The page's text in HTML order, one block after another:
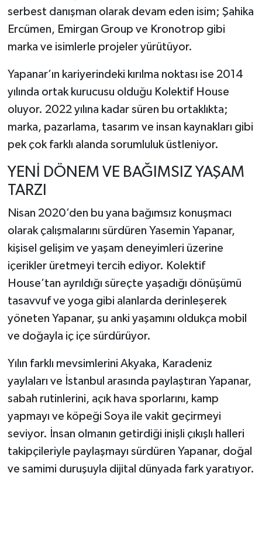
serbest danışman olarak devam eden isim; Şahika
Ercümen, Emirgan Group ve Kronotrop gibi
marka ve isimlerle projeler yürütüyor.
Yapanar’ın kariyerindeki kırılma noktası ise 2014
yılında ortak kurucusu olduğu Kolektif House
oluyor. 2022 yılına kadar süren bu ortaklıkta;
marka, pazarlama, tasarım ve insan kaynakları gibi
pek çok farklı alanda sorumluluk üstleniyor.
YENİ DÖNEM VE BAĞIMSIZ YAŞAM
TARZI
Nisan 2020’den bu yana bağımsız konuşmacı
olarak çalışmalarını sürdüren Yasemin Yapanar,
kişisel gelişim ve yaşam deneyimleri üzerine
içerikler üretmeyi tercih ediyor. Kolektif
House’tan ayrıldığı süreçte yaşadığı dönüşümü
tasavvuf ve yoga gibi alanlarda derinleşerek
yöneten Yapanar, şu anki yaşamını oldukça mobil
ve doğayla iç içe sürdürüyor.
Yılın farklı mevsimlerini Akyaka, Karadeniz
yaylaları ve İstanbul arasında paylaştıran Yapanar,
sabah rutinlerini, açık hava sporlarını, kamp
yapmayı ve köpeği Soya ile vakit geçirmeyi
seviyor. İnsan olmanın getirdiği inişli çıkışlı halleri
takipçileriyle paylaşmayı sürdüren Yapanar, doğal
ve samimi duruşuyla dijital dünyada fark yaratıyor.